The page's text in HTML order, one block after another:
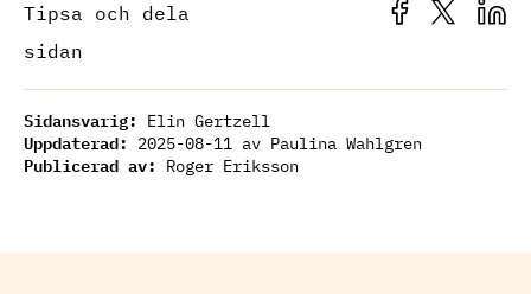
Tipsa och dela
sidan
Sidansvarig: Elin Gertzell
Uppdaterad: 2025-08-11 av Paulina Wahlgren
Publicerad av: Roger Eriksson